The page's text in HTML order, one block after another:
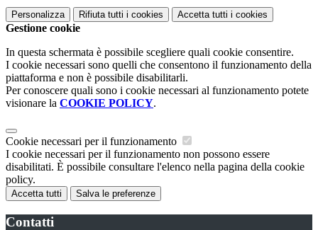
Personalizza Rifiuta tutti i cookies Accetta tutti i cookies
Gestione cookie
In questa schermata è possibile scegliere quali cookie consentire.
I cookie necessari sono quelli che consentono il funzionamento della
piattaforma e non è possibile disabilitarli.
Per conoscere quali sono i cookie necessari al funzionamento potete
visionare la COOKIE POLICY.
Cookie necessari per il funzionamento
I cookie necessari per il funzionamento non possono essere
disabilitati. È possibile consultare l'elenco nella pagina della cookie
policy.
Accetta tutti Salva le preferenze
Contatti